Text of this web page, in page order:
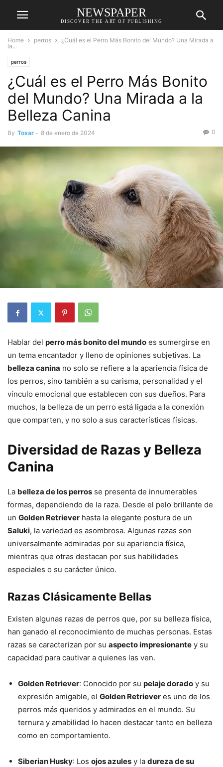
NEWSPAPER
DISCOVER THE ART OF PUBLISHING
Home perros
¿Cuál es el Perro Más Bonito del Mundo? Una Mirada a
la...
perros
¿Cuál es el Perro Más Bonito
del Mundo? Una Mirada a la
Belleza Canina
By Toxar - 8 de enero de 2024 0
Hablar del perro más bonito del mundo es sumergirse en
un tema encantador y lleno de opiniones subjetivas. La
belleza canina no solo se refiere a la apariencia física de
los perros, sino también a su carisma, personalidad y el
vínculo emocional que establecen con sus dueños. Para
muchos, la belleza de un perro está ligada a la conexión
que comparten, y no solo a sus características físicas.
Diversidad de Razas y Belleza
Canina
La belleza de los perros se presenta de innumerables
formas, dependiendo de la raza. Desde el pelo brillante de
un Golden Retriever hasta la elegante postura de un
Saluki, la variedad es asombrosa. Algunas razas son
universalmente admiradas por su apariencia física,
mientras que otras destacan por sus habilidades
especiales o su carácter único.
Razas Clásicamente Bellas
Existen algunas razas de perros que, por su belleza física,
han ganado el reconocimiento de muchas personas. Estas
razas se caracterizan por su aspecto impresionante y su
capacidad para cautivar a quienes las ven.
Golden Retriever: Conocido por su pelaje dorado y su
expresión amigable, el Golden Retriever es uno de los
perros más queridos y admirados en el mundo. Su
ternura y amabilidad lo hacen destacar tanto en belleza
como en comportamiento.
Siberian Husky: Los ojos azules y la dureza de su